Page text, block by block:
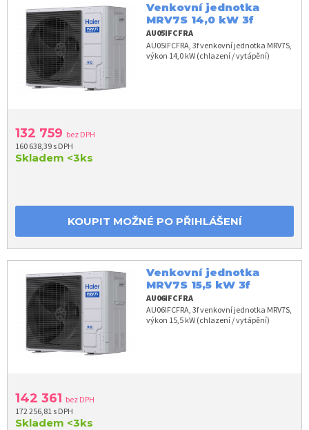
Venkovní jednotka
MRV7S 14,0 kW 3f
AU05IFCFRA
AU05IFCFRA, 3f venkovní jednotka MRV7S,
výkon 14,0 kW (chlazení / vytápění)
132 759 bez DPH
160 638,39 s DPH
Skladem <3ks
KOUPIT MOŽNÉ PO PŘIHLÁŠENÍ
Venkovní jednotka
MRV7S 15,5 kW 3f
AU06IFCFRA
AU06IFCFRA, 3f venkovní jednotka MRV7S,
výkon 15,5 kW (chlazení / vytápění)
142 361 bez DPH
172 256,81 s DPH
Skladem <3ks